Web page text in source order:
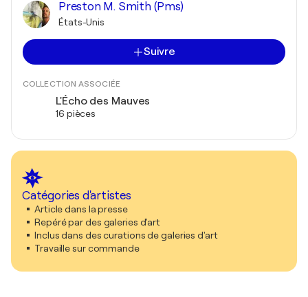
Preston M. Smith (Pms)
États-Unis
Suivre
COLLECTION ASSOCIÉE
L'Écho des Mauves
16 pièces
Catégories d'artistes
Article dans la presse
Repéré par des galeries d'art
Inclus dans des curations de galeries d'art
Travaille sur commande